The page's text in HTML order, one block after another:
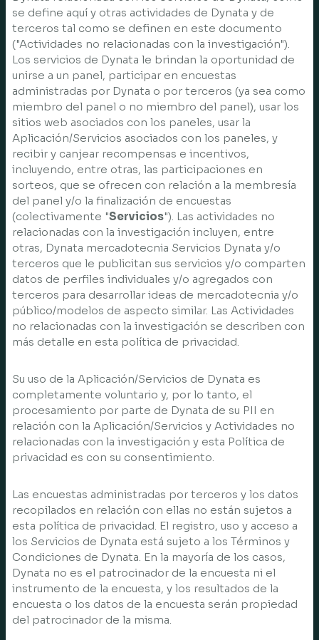
se define aquí y otras actividades de Dynata y de
terceros tal como se definen en este documento
("Actividades no relacionadas con la investigación").
Los servicios de Dynata le brindan la oportunidad de
unirse a un panel, participar en encuestas
administradas por Dynata o por terceros (ya sea como
miembro del panel o no miembro del panel), usar los
sitios web asociados con los paneles, usar la
Aplicación/Servicios asociados con los paneles, y
recibir y canjear recompensas e incentivos,
incluyendo, entre otras, las participaciones en
sorteos, que se ofrecen con relación a la membresía
del panel y/o la finalización de encuestas
(colectivamente "Servicios"). Las actividades no
relacionadas con la investigación incluyen, entre
otras, Dynata mercadotecnia Servicios Dynata y/o
terceros que le publicitan sus servicios y/o comparten
datos de perfiles individuales y/o agregados con
terceros para desarrollar ideas de mercadotecnia y/o
público/modelos de aspecto similar. Las Actividades
no relacionadas con la investigación se describen con
más detalle en esta política de privacidad.
Su uso de la Aplicación/Servicios de Dynata es
completamente voluntario y, por lo tanto, el
procesamiento por parte de Dynata de su PII en
relación con la Aplicación/Servicios y Actividades no
relacionadas con la investigación y esta Política de
privacidad es con su consentimiento.
Las encuestas administradas por terceros y los datos
recopilados en relación con ellas no están sujetos a
esta política de privacidad. El registro, uso y acceso a
los Servicios de Dynata está sujeto a los Términos y
Condiciones de Dynata. En la mayoría de los casos,
Dynata no es el patrocinador de la encuesta ni el
instrumento de la encuesta, y los resultados de la
encuesta o los datos de la encuesta serán propiedad
del patrocinador de la misma.